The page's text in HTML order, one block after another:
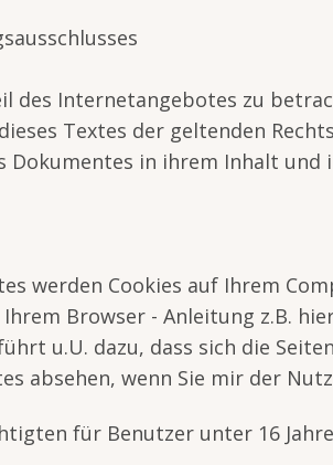
des Internetangebotes zu
Textes der geltenden
Dokumentes in ihrem Inhalt
werden Cookies auf Ihrem
Browser - Anleitung z.B.
u.U. dazu, dass sich die
absehen, wenn Sie mir der
für Benutzer unter 16